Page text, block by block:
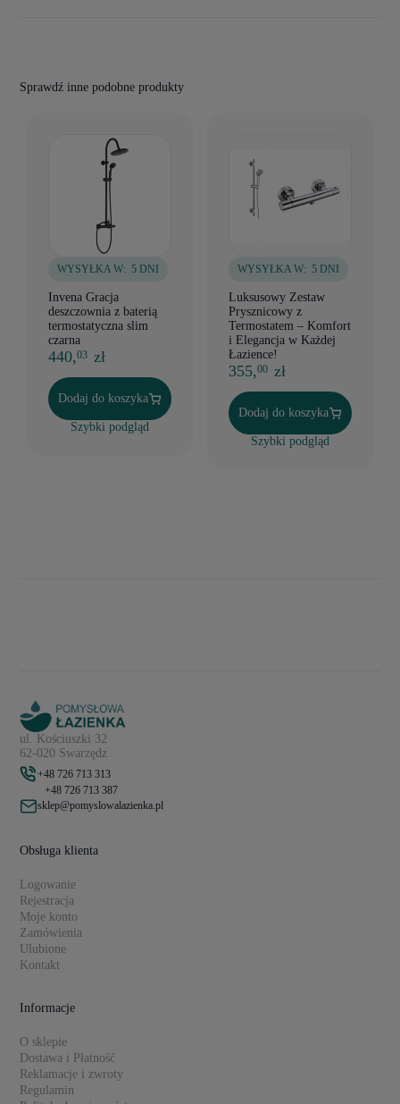
Sprawdź inne podobne produkty
WYSYŁKA W: 5 DNI
Invena Gracja
deszczownia z baterią
termostatyczna slim
czarna
440,03 zł
Dodaj do koszyka
Szybki podgląd
WYSYŁKA W: 5 DNI
Luksusowy Zestaw
Prysznicowy z
Termostatem – Komfort
i Elegancja w Każdej
Łazience!
355,00 zł
Dodaj do koszyka
Szybki podgląd
ul. Kościuszki 32
62-020 Swarzędz
+48 726 713 313
+48 726 713 387
sklep@pomyslowalazienka.pl
Obsługa klienta
Logowanie
Rejestracja
Moje konto
Zamówienia
Ulubione
Kontakt
Informacje
O sklepie
Dostawa i Płatność
Reklamacje i zwroty
Regulamin